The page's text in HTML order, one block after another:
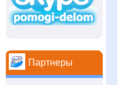
Партнеры